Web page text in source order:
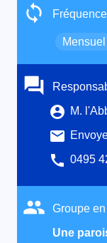
Mensuel
M.
0495
Groupe
Une